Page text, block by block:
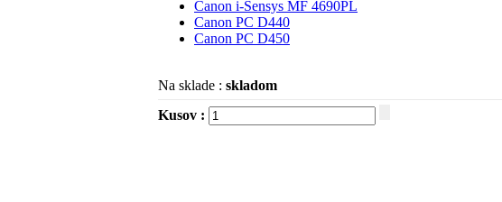
Canon i-Sensys MF 4690PL
Canon PC D440
Canon PC D450
Na sklade : skladom
Kusov :